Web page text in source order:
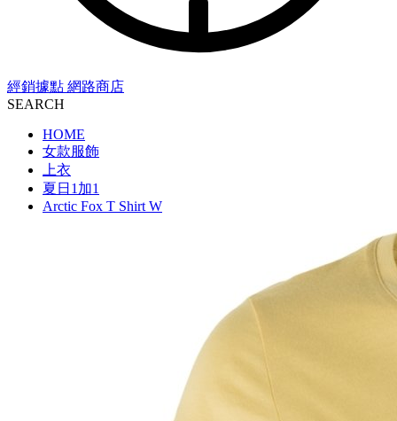
經銷據點 網路商店
SEARCH
HOME
女款服飾
上衣
夏日1加1
Arctic Fox T Shirt W